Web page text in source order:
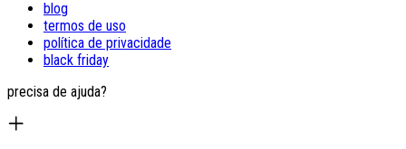
blog
termos de uso
política de privacidade
black friday
precisa de ajuda?